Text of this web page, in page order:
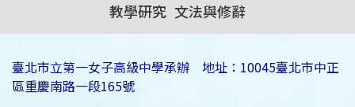
教學研究 文法與修辭
臺北市立第一女子高級中學承辦 地址：10045臺北市中正
區重慶南路一段165號